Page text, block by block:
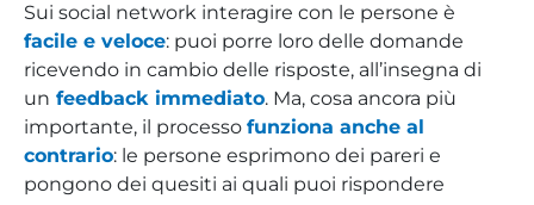
Sui social network interagire con le persone è
facile e veloce: puoi porre loro delle domande
ricevendo in cambio delle risposte, all’insegna di
un feedback immediato. Ma, cosa ancora più
importante, il processo funziona anche al
contrario: le persone esprimono dei pareri e
pongono dei quesiti ai quali puoi rispondere